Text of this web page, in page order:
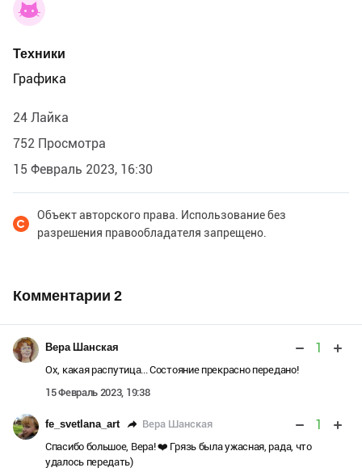
Техники
Графика
24 Лайка
752 Просмотра
15 Февраль 2023, 16:30
Объект авторского права. Использование без
разрешения правообладателя запрещено.
Комментарии 2
Вера Шанская 1
Ох, какая распутица... Состояние прекрасно передано!
15 Февраль 2023, 19:38
fe_svetlana_art Вера Шанская 1
Спасибо большое, Вера! ❤️ Грязь была ужасная, рада, что
удалось передать)